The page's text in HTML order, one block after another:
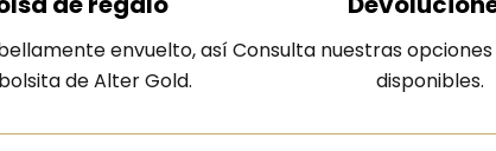
envuelto, así
de Alter Gold.
Consulta nuestras
disponibles.